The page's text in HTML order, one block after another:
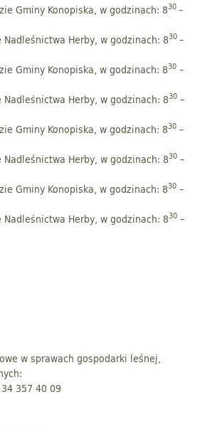
Gminy Konopiska, w godzinach: 830 –
Nadleśnictwa Herby, w godzinach: 830 –
Gminy Konopiska, w godzinach: 830 –
Nadleśnictwa Herby, w godzinach: 830 –
Gminy Konopiska, w godzinach: 830 –
Nadleśnictwa Herby, w godzinach: 830 –
Gminy Konopiska, w godzinach: 830 –
Nadleśnictwa Herby, w godzinach: 830 –
w sprawach gospodarki leśnej,
357 40 09